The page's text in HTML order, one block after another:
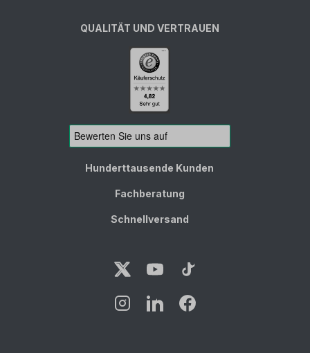
QUALITÄT UND VERTRAUEN
Hunderttausende Kunden
Fachberatung
Schnellversand